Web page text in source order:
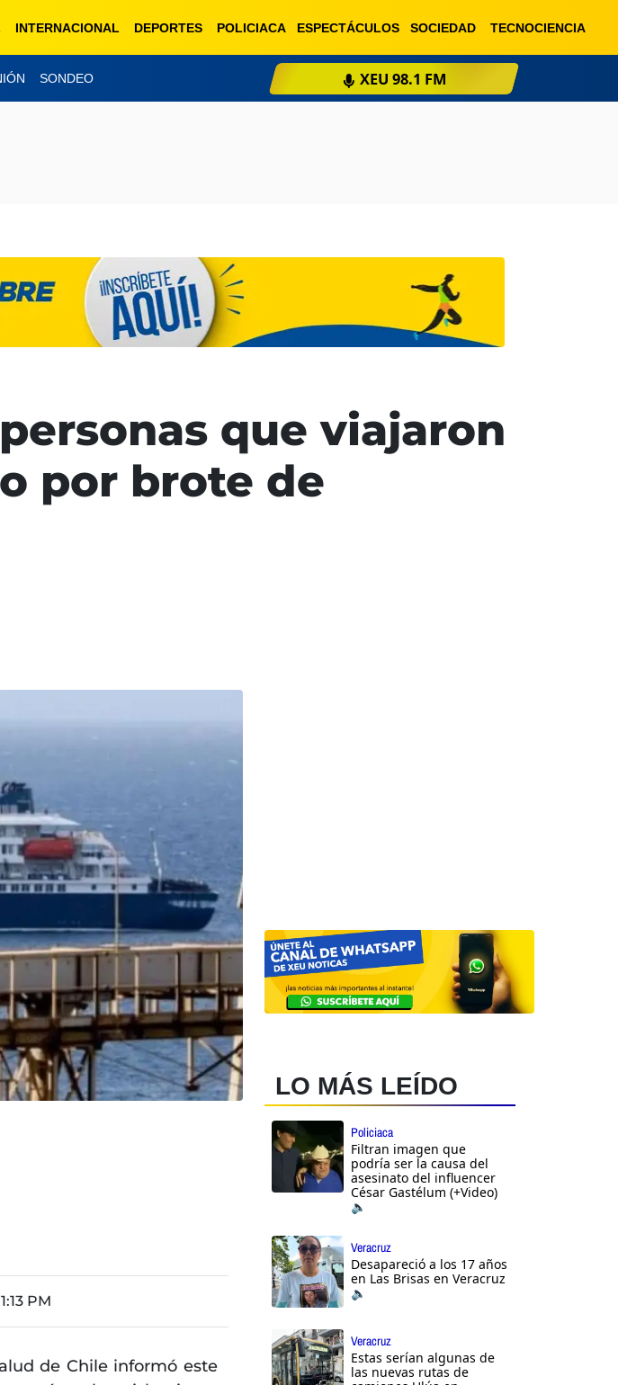
INTERNACIONAL DEPORTES POLICIACA ESPECTÁCULOS SOCIEDAD TECNOCIENCIA
SONDEO ESCUCHA EN VIVO
que viajaron
por brote de
PM
de Chile informó este
LO MÁS LEÍDO
Policiaca
Filtran imagen que
podría ser la causa del
asesinato del influencer
César Gastélum (+Video)
🔈
Veracruz
Desapareció a los 17 años
en Las Brisas en Veracruz
🔈
Veracruz
Estas serían algunas de
las nuevas rutas de